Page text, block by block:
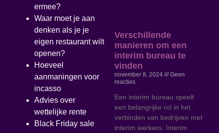
ermee?
Waar moet je aan
denken als je je
eigen restaurant wilt
openen?
Hoeveel
aanmaningen voor
incasso
Advies over
wettelijke rente
Black Friday sale
Verschillende
manieren om een
interim bureau te
vinden
november 8, 2024
Geen
reacties
Een interim bureau speelt
een belangrijke rol in het
verbinden van bedrijven met
interim werkers. Interim